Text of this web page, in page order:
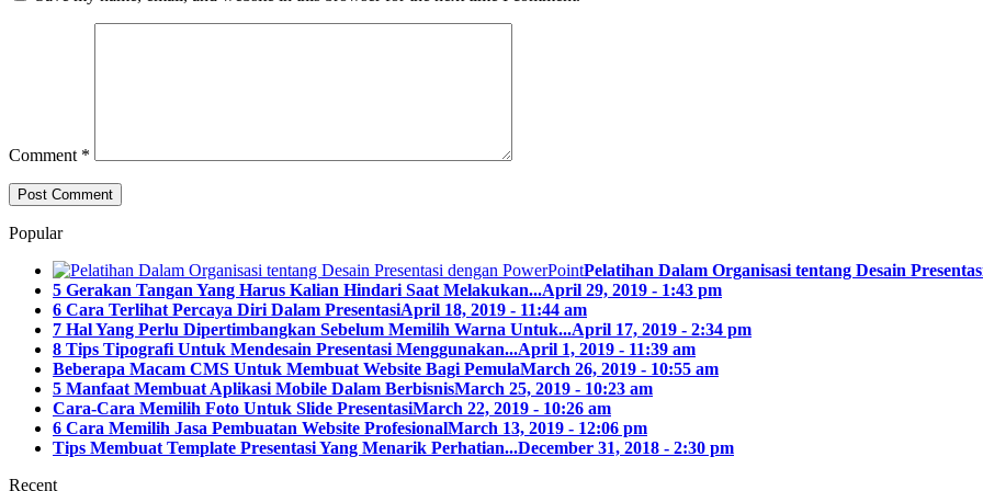
Comment *
Popular
Pelatihan Dalam Organisasi tentang Desain
5 Gerakan Tangan Yang Harus Kalian Hindari Saat Melakukan...April 29, 2019 - 1:43 pm
6 Cara Terlihat Percaya Diri Dalam PresentasiApril 18, 2019 - 11:44 am
7 Hal Yang Perlu Dipertimbangkan Sebelum Memilih Warna Untuk...April 17, 2019 - 2:34 pm
8 Tips Tipografi Untuk Mendesain Presentasi Menggunakan...April 1, 2019 - 11:39 am
Beberapa Macam CMS Untuk Membuat Website Bagi PemulaMarch 26, 2019 - 10:55 am
5 Manfaat Membuat Aplikasi Mobile Dalam BerbisnisMarch 25, 2019 - 10:23 am
Cara-Cara Memilih Foto Untuk Slide PresentasiMarch 22, 2019 - 10:26 am
6 Cara Memilih Jasa Pembuatan Website ProfesionalMarch 13, 2019 - 12:06 pm
Tips Membuat Template Presentasi Yang Menarik Perhatian...December 31, 2018 - 2:30 pm
Recent